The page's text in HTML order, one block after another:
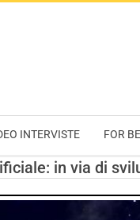
INTERVISTE FOR
in via di